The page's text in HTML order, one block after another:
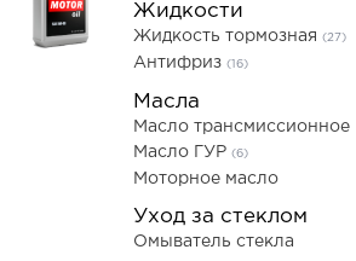
Жидкости
Жидкость тормозная (27)
Антифриз (16)
Масла
Масло трансмиссионное
Масло ГУР (6)
Моторное масло
Уход за стеклом
Омыватель стекла